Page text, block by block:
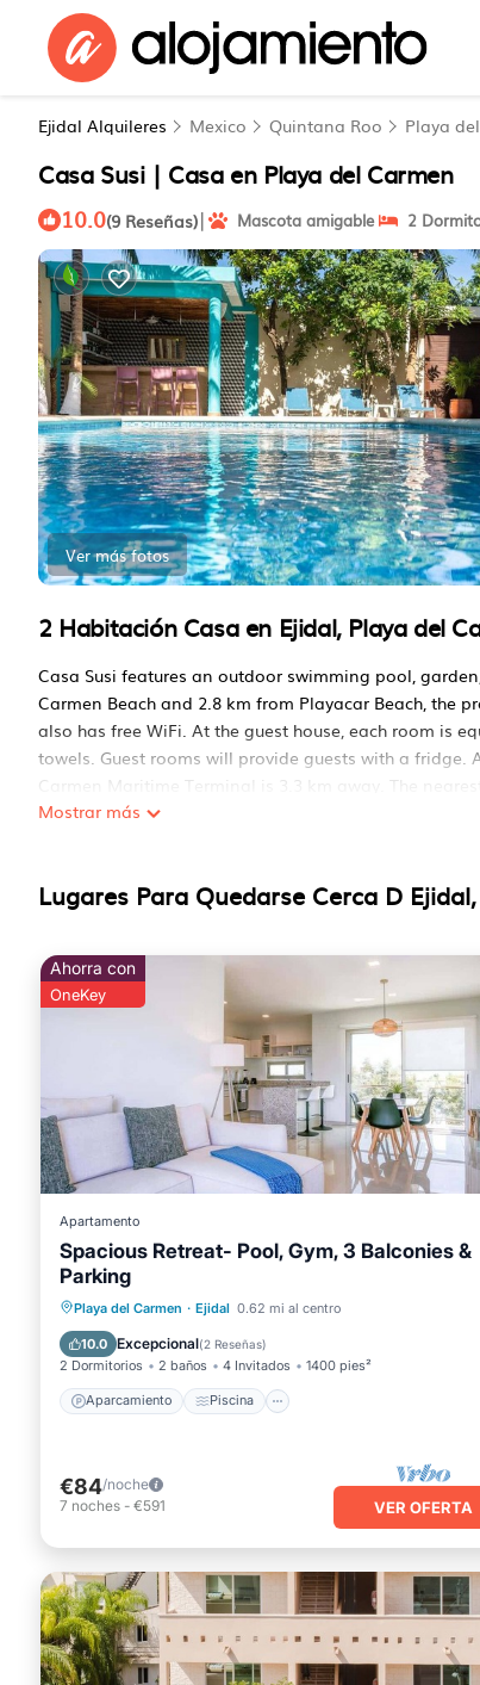
Ejidal Alquileres Mexico Quintana Roo Playa
Casa Susi | Casa en Playa del Carmen
10.0(9 Reseñas)| Mascota amigable 2
Ver más fotos
2 Habitación Casa en Ejidal, Playa del
Casa Susi features an outdoor swimming pool,
Carmen Beach and 2.8 km from Playacar Beach, the
also has free WiFi. At the guest house, each room is
towels. Guest rooms will provide guests with a fridge.
Carmen Maritime Terminal is 3.3 km away. The
Casa Susi se encuentra en Playa del Carmen.
comodidades incluyen: Aire acondicionado,
calificada de estrellas y tiene más de 9 reviews con
encantará.
Puede verificar las revisiones y la descripción de
Alojamiento.io en Playa del Carmen. Estos detalles
Este Casa Susi en Playa del Carmen está bien
cuenta que estos detalles fueron compartidos por
compartidos y somos considerados "precisos". Si
Casa, por favor déjanos saber.
Mostrar más
Lugares Para Quedarse Cerca D
Ahorra con
OneKey
Apartamento
Spacious Retreat- Pool, Gym, 3 Balconies &
Parking
Playa del Carmen · Ejidal 0.62 mi al centro
10.0 Excepcional(2 Reseñas)
2 Dormitorios 2 baños 4 Invitados 1400 pies²
Aparcamiento Piscina
Aparcamiento Piscina
Balcón/Terraza
€84/noche
7 noches - €591 VER OFERTA